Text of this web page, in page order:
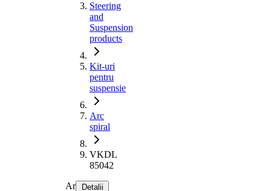
Steering
and
Suspension
products
Kit-uri
pentru
suspensie
Arc
spiral
VKDL
85042
Arc
Detalii